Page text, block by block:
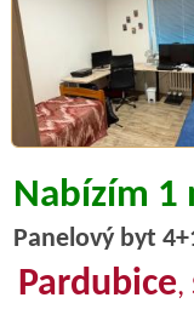
Nabízím 1
Panelový byt
Pardubice,